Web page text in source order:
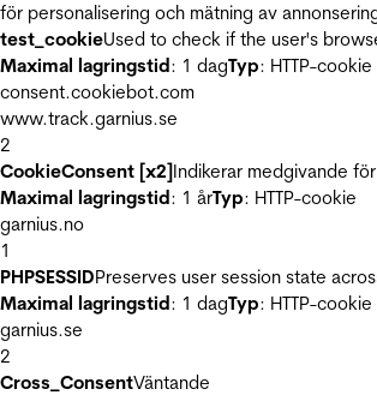
för personalisering och mätning av
test_cookieUsed to check if the user's
Maximal lagringstid: 1 dagTyp: HTTP-cookie
consent.cookiebot.com
www.track.garnius.se
2
CookieConsent [x2]Indikerar medgivande
Maximal lagringstid: 1 årTyp: HTTP-cookie
garnius.no
1
PHPSESSIDPreserves user session state
Maximal lagringstid: 1 dagTyp: HTTP-cookie
garnius.se
2
Cross_ConsentVäntande